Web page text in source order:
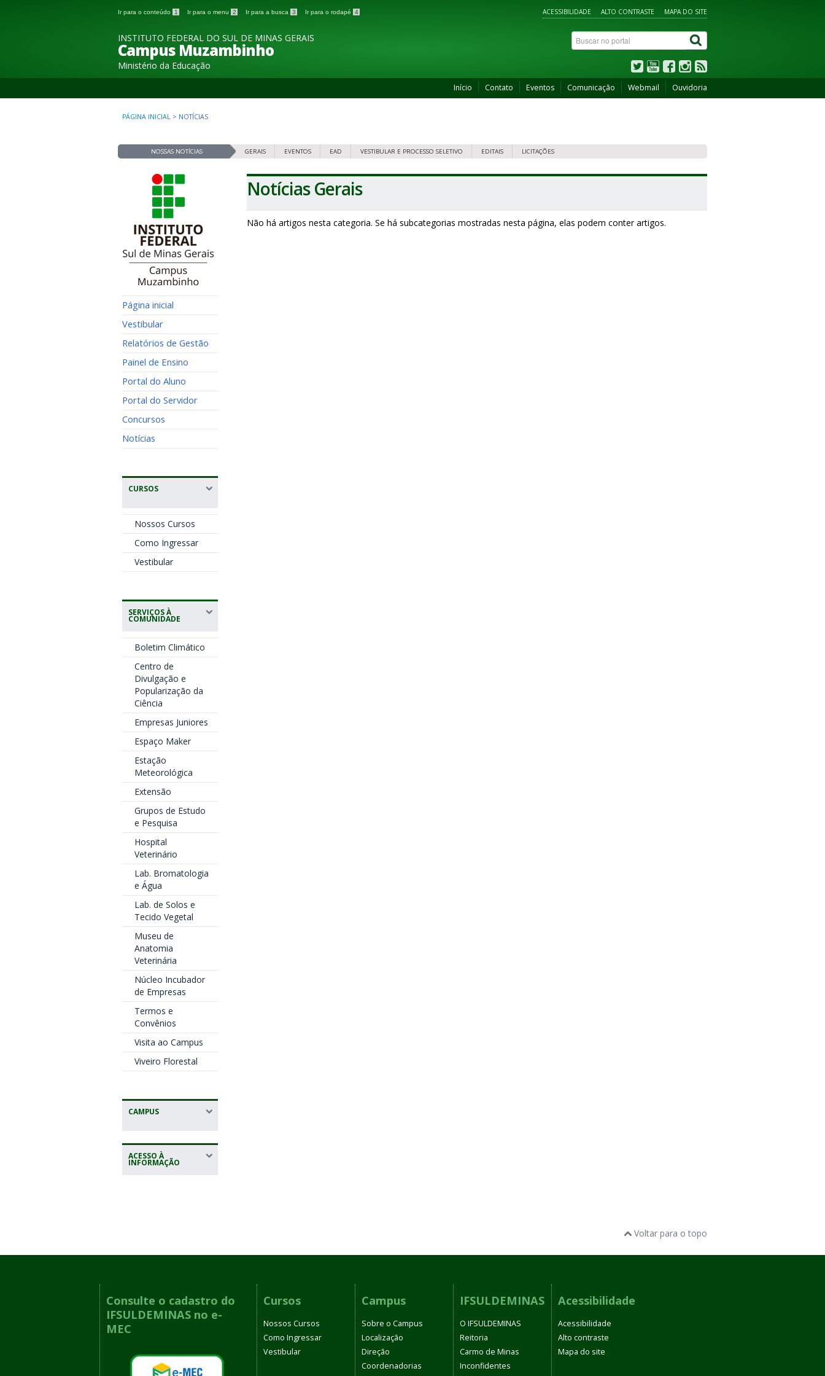
Ir para o conteúdo 1 Ir para o menu 2 Ir para a busca 3 Ir para o rodapé 4 ACESSIBILIDADE ALTO CONTRASTE MAPA DO SITE
INSTITUTO FEDERAL DO SUL DE MINAS GERAIS
Campus Muzambinho
Ministério da Educação
Início Contato Eventos Comunicação Webmail Ouvidoria
PÁGINA INICIAL > NOTÍCIAS
NOSSAS NOTÍCIAS GERAIS EVENTOS EAD VESTIBULAR E PROCESSO SELETIVO EDITAIS LICITAÇÕES
Página inicial
Vestibular
Relatórios de Gestão
Painel de Ensino
Portal do Aluno
Portal do Servidor
Concursos
Notícias
CURSOS
Nossos Cursos
Como Ingressar
Vestibular
SERVIÇOS À
COMUNIDADE
Boletim Climático
Centro de
Divulgação e
Popularização da
Ciência
Empresas Juniores
Espaço Maker
Estação
Meteorológica
Extensão
Grupos de Estudo
e Pesquisa
Hospital
Veterinário
Lab. Bromatologia
e Água
Lab. de Solos e
Tecido Vegetal
Museu de
Anatomia
Veterinária
Núcleo Incubador
de Empresas
Termos e
Convênios
Visita ao Campus
Viveiro Florestal
CAMPUS
ACESSO À
INFORMAÇÃO
Notícias Gerais
Não há artigos nesta categoria. Se há subcategorias mostradas nesta página, elas podem conter artigos.
Voltar para o topo
Consulte o cadastro do
IFSULDEMINAS no e-
MEC
Cursos
Nossos Cursos
Como Ingressar
Vestibular
Campus
Sobre o Campus
Localização
Direção
Coordenadorias
IFSULDEMINAS
O IFSULDEMINAS
Reitoria
Carmo de Minas
Inconfidentes
Acessibilidade
Acessibilidade
Alto contraste
Mapa do site